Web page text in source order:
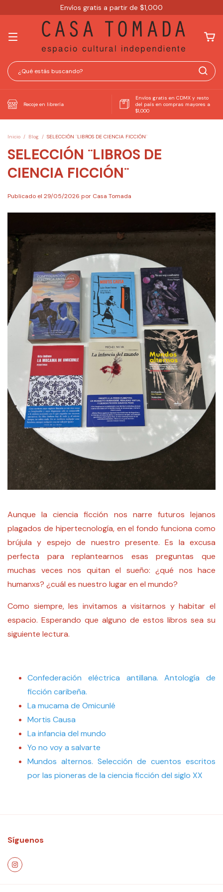
Envíos gratis a partir de $1,000
Recoje en librería
Envíos gratis en CDMX y resto
del país en compras mayores a
$1,000
Inicio / Blog / SELECCIÓN ¨LIBROS DE CIENCIA FICCIÓN¨
SELECCIÓN ¨LIBROS DE
CIENCIA FICCIÓN¨
Publicado el 29/05/2026 por Casa Tomada
Aunque la ciencia ficción nos narre futuros lejanos
plagados de hipertecnología, en el fondo funciona como
brújula y espejo de nuestro presente. Es la excusa
perfecta para replantearnos esas preguntas que
muchas veces nos quitan el sueño: ¿qué nos hace
humanxs? ¿cuál es nuestro lugar en el mundo?
Como siempre, les invitamos a visitarnos y habitar el
espacio. Esperando que alguno de estos libros sea su
siguiente lectura.
Confederación eléctrica antillana. Antología de
ficción caribeña.
La mucama de Omicunlé
Mortis Causa
La infancia del mundo
Yo no voy a salvarte
Mundos alternos. Selección de cuentos escritos
por las pioneras de la ciencia ficción del siglo XX
Síguenos